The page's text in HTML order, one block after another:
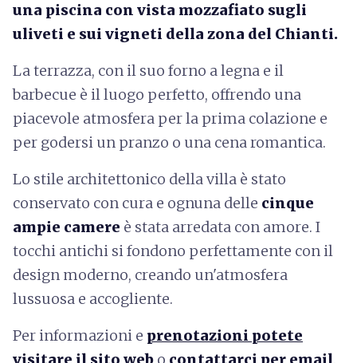
una piscina con vista mozzafiato sugli
uliveti e sui vigneti della zona del Chianti.
La terrazza, con il suo forno a legna e il
barbecue è il luogo perfetto, offrendo una
piacevole atmosfera per la prima colazione e
per godersi un pranzo o una cena romantica.
Lo stile architettonico della villa è stato
conservato con cura e ognuna delle cinque
ampie camere è stata arredata con amore. I
tocchi antichi si fondono perfettamente con il
design moderno, creando un'atmosfera
lussuosa e accogliente.
Per informazioni e prenotazioni potete